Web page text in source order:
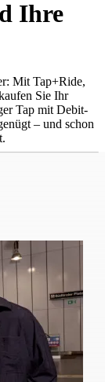
Ihre
Mit Tap+Ride,
Sie Ihr
Tap mit Debit‑
– und schon